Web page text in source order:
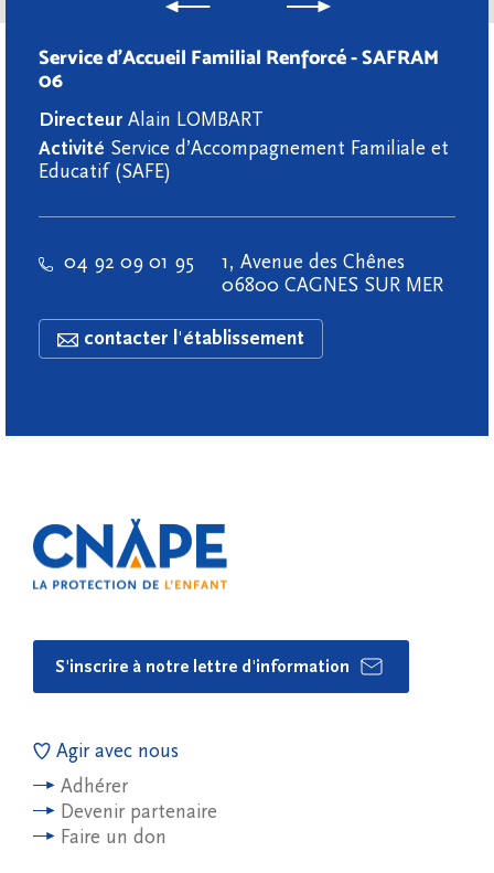
Service d'Accueil Familial Renforcé - SAFRAM
06
Directeur Alain LOMBART
Activité Service d’Accompagnement Familiale et
Educatif (SAFE)
04 92 09 01 95
1, Avenue des Chênes
06800 CAGNES SUR MER
contacter l'établissement
S'inscrire à notre lettre d'information
Agir avec nous
Adhérer
Devenir partenaire
Faire un don